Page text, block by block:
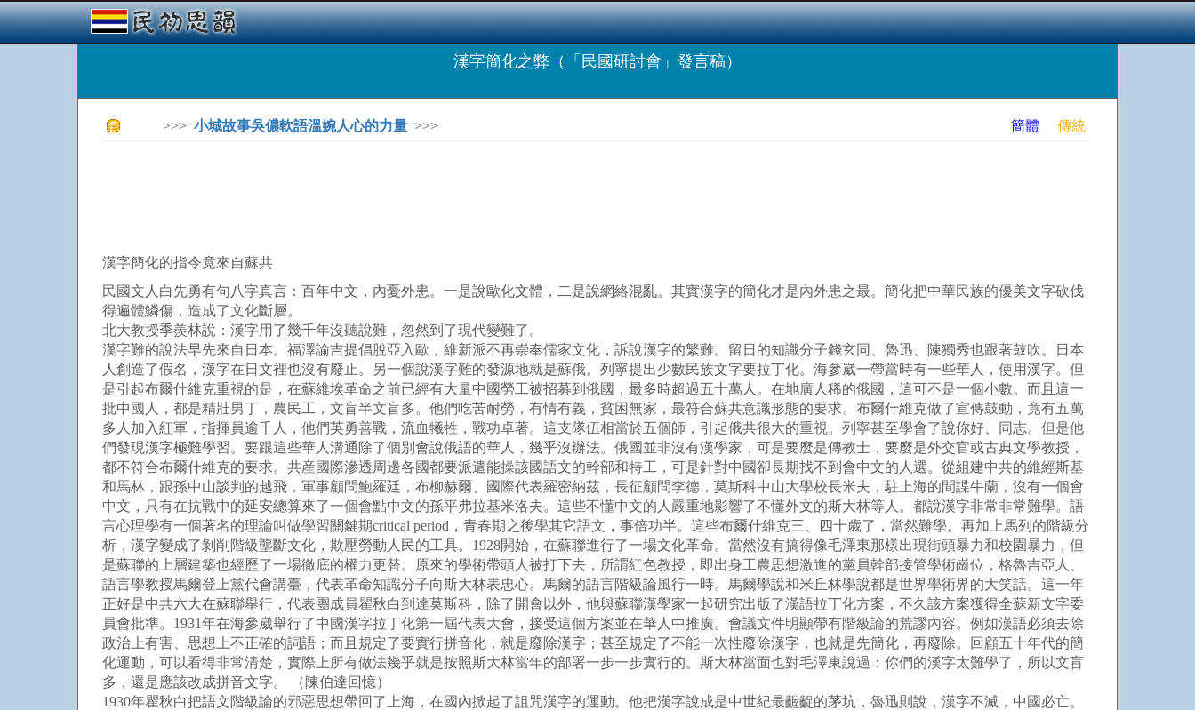
漢字簡化之弊（「民國研討會」發言稿）
>>> 小城故事吳儂軟語溫婉人心的力量 >>> 簡體 傳統
漢字簡化的指令竟來自蘇共
民國文人白先勇有句八字真言：百年中文，內憂外患。一是說歐化文體，二是說網絡混亂。其實漢字的簡化才是內外患之最。簡化把中華民族的優美文字砍伐
得遍體鱗傷，造成了文化斷層。
北大教授季羨林說：漢字用了幾千年沒聽說難，忽然到了現代變難了。
漢字難的說法早先來自日本。福澤諭吉提倡脫亞入歐，維新派不再崇奉儒家文化，訴說漢字的繁難。留日的知識分子錢玄同、魯迅、陳獨秀也跟著鼓吹。日本
人創造了假名，漢字在日文裡也沒有廢止。另一個說漢字難的發源地就是蘇俄。列寧提出少數民族文字要拉丁化。海參崴一帶當時有一些華人，使用漢字。但
是引起布爾什維克重視的是，在蘇維埃革命之前已經有大量中國勞工被招募到俄國，最多時超過五十萬人。在地廣人稀的俄國，這可不是一個小數。而且這一
批中國人，都是精壯男丁，農民工，文盲半文盲多。他們吃苦耐勞，有情有義，貧困無家，最符合蘇共意識形態的要求。布爾什維克做了宣傳鼓動，竟有五萬
多人加入紅軍，指揮員逾千人，他們英勇善戰，流血犧牲，戰功卓著。這支隊伍相當於五個師，引起俄共很大的重視。列寧甚至學會了說你好、同志。但是他
們發現漢字極難學習。要跟這些華人溝通除了個別會說俄語的華人，幾乎沒辦法。俄國並非沒有漢學家，可是要麼是傳教士，要麼是外交官或古典文學教授，
都不符合布爾什維克的要求。共産國際滲透周邊各國都要派遣能操該國語文的幹部和特工，可是針對中國卻長期找不到會中文的人選。從組建中共的維經斯基
和馬林，跟孫中山談判的越飛，軍事顧問鮑羅廷，布柳赫爾、國際代表羅密納茲，長征顧問李德，莫斯科中山大學校長米夫，駐上海的間諜牛蘭，沒有一個會
中文，只有在抗戰中的延安總算來了一個會點中文的孫平弗拉基米洛夫。這些不懂中文的人嚴重地影響了不懂外文的斯大林等人。都說漢字非常非常難學。語
言心理學有一個著名的理論叫做學習關鍵期critical period，青春期之後學其它語文，事倍功半。這些布爾什維克三、四十歲了，當然難學。再加上馬列的階級分
析，漢字變成了剝削階級壟斷文化，欺壓勞動人民的工具。1928開始，在蘇聯進行了一場文化革命。當然沒有搞得像毛澤東那樣出現街頭暴力和校園暴力，但
是蘇聯的上層建築也經歷了一場徹底的權力更替。原來的學術帶頭人被打下去，所謂紅色教授，即出身工農思想激進的黨員幹部接管學術崗位，格魯吉亞人、
語言學教授馬爾登上黨代會講臺，代表革命知識分子向斯大林表忠心。馬爾的語言階級論風行一時。馬爾學說和米丘林學說都是世界學術界的大笑話。這一年
正好是中共六大在蘇聯舉行，代表團成員瞿秋白到達莫斯科，除了開會以外，他與蘇聯漢學家一起研究出版了漢語拉丁化方案，不久該方案獲得全蘇新文字委
員會批準。1931年在海參崴舉行了中國漢字拉丁化第一屆代表大會，接受這個方案並在華人中推廣。會議文件明顯帶有階級論的荒謬內容。例如漢語必須去除
政治上有害、思想上不正確的詞語；而且規定了要實行拼音化，就是廢除漢字；甚至規定了不能一次性廢除漢字，也就是先簡化，再廢除。回顧五十年代的簡
化運動，可以看得非常清楚，實際上所有做法幾乎就是按照斯大林當年的部署一步一步實行的。斯大林當面也對毛澤東說過：你們的漢字太難學了，所以文盲
多，還是應該改成拼音文字。 （陳伯達回憶）
1930年瞿秋白把語文階級論的邪惡思想帶回了上海，在國內掀起了詛咒漢字的運動。他把漢字說成是中世紀最齷齪的茅坑，魯迅則說，漢字不滅，中國必亡。